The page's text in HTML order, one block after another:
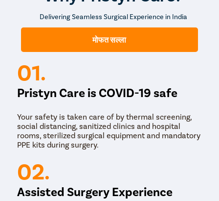
प्रगत वैद्यकीय उपकरण वापरून गर्भाशय काढले
जाते- लॅपरोस्कोप, म्हणजेच कॅमेरा आणि त्याच्या
शेवटी प्रकाश असलेले एक लहान, विशेष
कॅथेटर.
प्रथम, तुमचे स्त्रीरोगतज्ज्ञ तुमच्या खालच्या
बनवतात आणि लेप्रोस्कोप घालतात. लॅपरोस्कोप
अन्यथा लहान दिसण्यासाठी मोठे दृश्य देते आणि
स्पष्टतेसह अधिक अचूकता प्राप्त करण्यात
मदत होते.
Delivering Seamless Surgical Experience in India
मोफत सल्ला
01.
Pristyn Care is COVID-19 safe
Your safety is taken care of by thermal screening,
social distancing, sanitized clinics and hospital
rooms, sterilized surgical equipment and mandatory
PPE kits during surgery.
02.
Assisted Surgery Experience